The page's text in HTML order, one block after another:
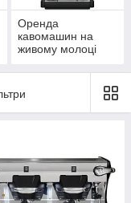
Оренда
кавомашин на
живому молоці